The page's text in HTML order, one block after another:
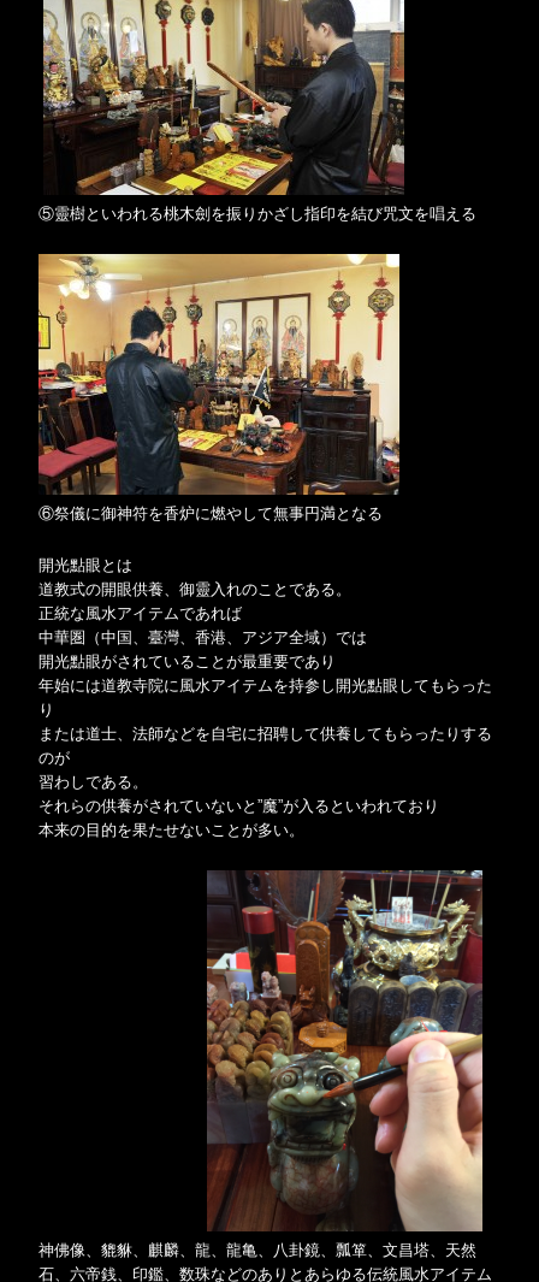
⑤靈樹といわれる桃木劍を振りかざし指印を結び咒文を唱える
⑥祭儀に御神符を香炉に燃やして無事円満となる
開光點眼とは
道教式の開眼供養、御靈入れのことである。
正統な風水アイテムであれば
中華圏（中国、臺灣、香港、アジア全域）では
開光點眼がされていることが最重要であり
年始には道教寺院に風水アイテムを持参し開光點眼してもらった
り
または道士、法師などを自宅に招聘して供養してもらったりする
のが
習わしである。
それらの供養がされていないと”魔”が入るといわれており
本来の目的を果たせないことが多い。
神佛像、貔貅、麒麟、龍、龍亀、八卦鏡、瓢箪、文昌塔、天然
石、六帝銭、印鑑、数珠などのありとあらゆる伝統風水アイテム